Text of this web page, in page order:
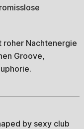
roher Nachtenergie
Groove,
by sexy club